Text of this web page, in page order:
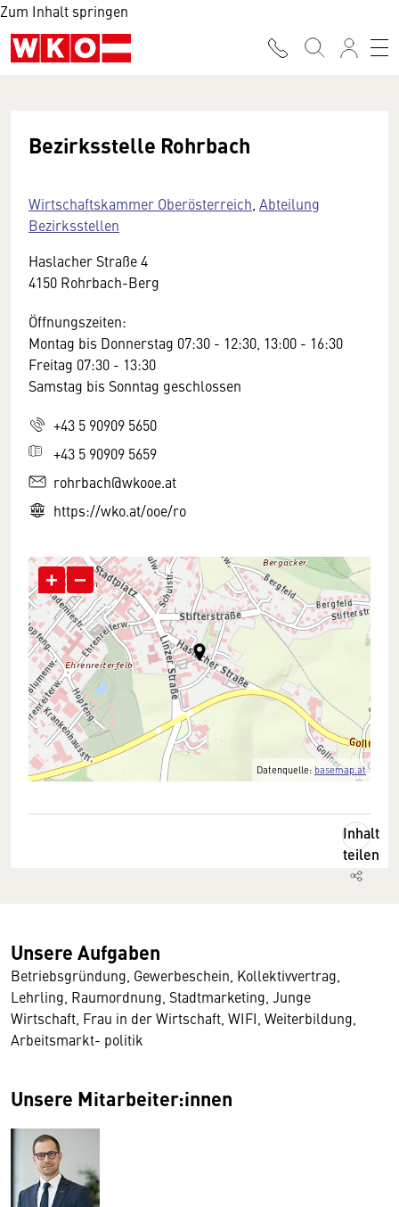
Zum Inhalt springen
+ −
Datenquelle: basemap.at
Bezirksstelle Rohrbach
Wirtschaftskammer Oberösterreich Abteilung
Bezirksstellen
Haslacher Straße 4
4150 Rohrbach-Berg
Öffnungszeiten:
Montag bis Donnerstag 07:30 - 12:30, 13:00 - 16:30
Freitag 07:30 - 13:30
Samstag bis Sonntag geschlossen
+43 5 90909 5650
+43 5 90909 5659
rohrbach@wkooe.at
https://wko.at/ooe/ro
Inhalt
teilen
Unsere Aufgaben
Betriebsgründung, Gewerbeschein, Kollektivvertrag,
Lehrling, Raumordnung, Stadtmarketing, Junge
Wirtschaft, Frau in der Wirtschaft, WIFI, Weiterbildung,
Arbeitsmarkt- politik
Unsere Mitarbeiter:innen